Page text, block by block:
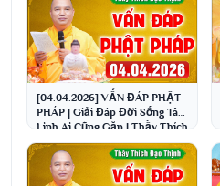
[04.04.2026] VẤN ĐÁP PHẬT
PHÁP | Giải Đáp Đời Sống Tâm
Linh Ai Cũng Gặp | Thầy Thích
Đạo Thịnh